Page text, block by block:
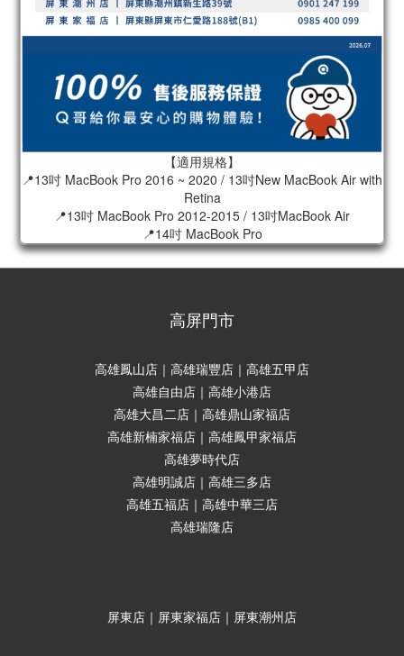
【適用規格】
📍13吋 MacBook Pro 2016 ~ 2020 / 13吋New MacBook Air with
Retina
📍13吋 MacBook Pro 2012-2015 / 13吋MacBook Air
📍14吋 MacBook Pro
高屏門市
高雄鳳山店｜高雄瑞豐店｜高雄五甲店
高雄自由店｜高雄小港店
高雄大昌二店｜高雄鼎山家福店
高雄新楠家福店｜高雄鳳甲家福店
高雄夢時代店
高雄明誠店｜高雄三多店
高雄五福店｜高雄中華三店
高雄瑞隆店
屏東店｜屏東家福店｜屏東潮州店